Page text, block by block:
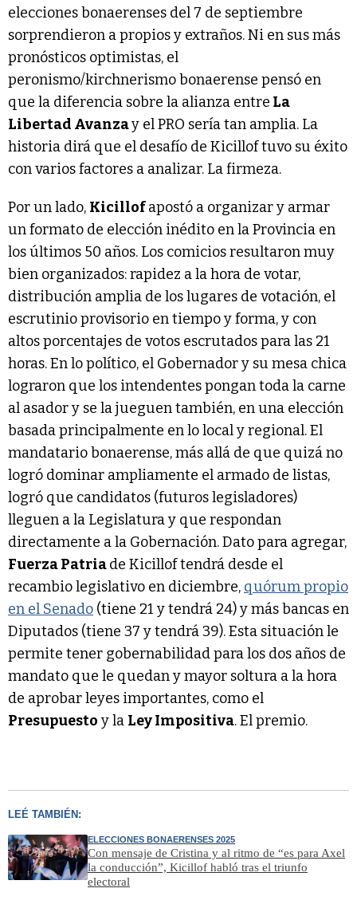
elecciones bonaerenses del 7 de septiembre
sorprendieron a propios y extraños. Ni en sus más
pronósticos optimistas, el
peronismo/kirchnerismo bonaerense pensó en
que la diferencia sobre la alianza entre La
Libertad Avanzay el PRO sería tan amplia. La
historia dirá que el desafío de Kicillof tuvo su éxito
con varios factores a analizar. La firmeza.
Por un lado, Kicillofapostó a organizar y armar
un formato de elección inédito en la Provincia en
los últimos 50 años. Los comicios resultaron muy
bien organizados: rapidez a la hora de votar,
distribución amplia de los lugares de votación, el
escrutinio provisorio en tiempo y forma, y con
altos porcentajes de votos escrutados para las 21
horas. En lo político, el Gobernador y su mesa chica
lograron que los intendentes pongan toda la carne
al asador y se la jueguen también, en una elección
basada principalmente en lo local y regional. El
mandatario bonaerense, más allá de que quizá no
logró dominar ampliamente el armado de listas,
logró que candidatos (futuros legisladores)
lleguen a la Legislatura y que respondan
directamente a la Gobernación. Dato para agregar,
Fuerza Patriade Kicillof tendrá desde el
recambio legislativo en diciembre, quórum propio
en el Senado (tiene 21 y tendrá 24) y más bancas en
Diputados (tiene 37 y tendrá 39). Esta situación le
permite tener gobernabilidad para los dos años de
mandato que le quedan y mayor soltura a la hora
de aprobar leyes importantes, como el
Presupuesto y la Ley Impositiva. El premio.
LEÉ TAMBIÉN:
ELECCIONES BONAERENSES 2025
Con mensaje de Cristina y al ritmo de “es para Axel
la conducción”, Kicillof habló tras el triunfo
electoral